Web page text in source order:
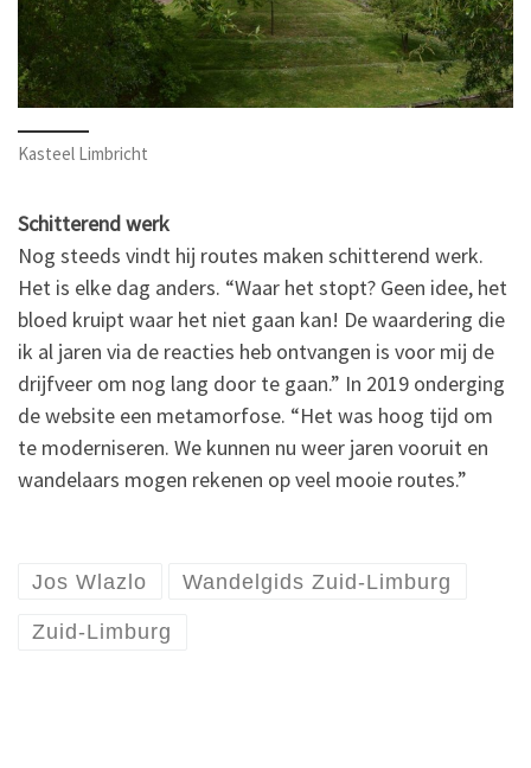
Kasteel Limbricht
Schitterend werk
Nog steeds vindt hij routes maken schitterend werk.
Het is elke dag anders. “Waar het stopt? Geen idee, het
bloed kruipt waar het niet gaan kan! De waardering die
ik al jaren via de reacties heb ontvangen is voor mij de
drijfveer om nog lang door te gaan.” In 2019 onderging
de website een metamorfose. “Het was hoog tijd om
te moderniseren. We kunnen nu weer jaren vooruit en
wandelaars mogen rekenen op veel mooie routes.”
Jos Wlazlo Wandelgids Zuid-Limburg
Zuid-Limburg